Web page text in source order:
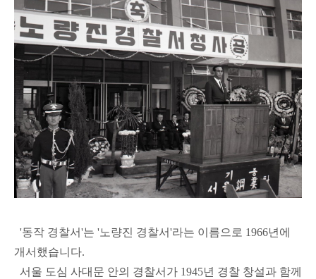
'동작 경찰서'는 '노량진 경찰서'라는 이름으로 1966년에
개서했습니다.
서울 도심 사대문 안의 경찰서가 1945년 경찰 창설과 함께